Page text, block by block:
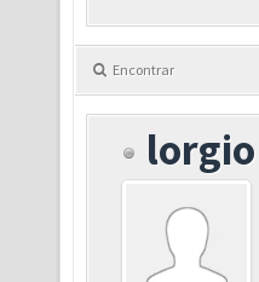
Encontrar
lorgio